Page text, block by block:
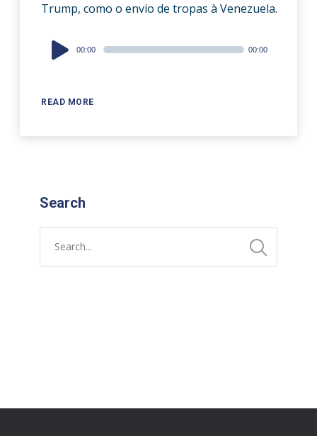
Trump, como o envio de tropas à Venezuela.
READ MORE
Audio
Player
00:00 00:00
Search